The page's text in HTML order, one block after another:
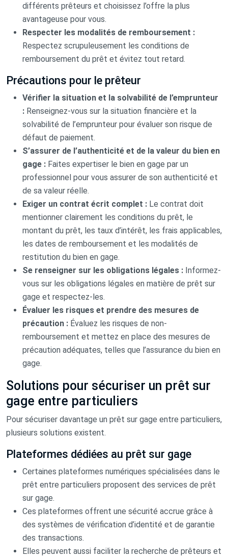
différents prêteurs et choisissez l’offre la plus
avantageuse pour vous.
Respecter les modalités de remboursement :
Respectez scrupuleusement les conditions de
remboursement du prêt et évitez tout retard.
Précautions pour le prêteur
Vérifier la situation et la solvabilité de l’emprunteur
: Renseignez-vous sur la situation financière et la
solvabilité de l’emprunteur pour évaluer son risque de
défaut de paiement.
S’assurer de l’authenticité et de la valeur du bien en
gage : Faites expertiser le bien en gage par un
professionnel pour vous assurer de son authenticité et
de sa valeur réelle.
Exiger un contrat écrit complet : Le contrat doit
mentionner clairement les conditions du prêt, le
montant du prêt, les taux d’intérêt, les frais applicables,
les dates de remboursement et les modalités de
restitution du bien en gage.
Se renseigner sur les obligations légales : Informez-
vous sur les obligations légales en matière de prêt sur
gage et respectez-les.
Évaluer les risques et prendre des mesures de
précaution : Évaluez les risques de non-
remboursement et mettez en place des mesures de
précaution adéquates, telles que l’assurance du bien en
gage.
Solutions pour sécuriser un prêt sur
gage entre particuliers
Pour sécuriser davantage un prêt sur gage entre particuliers,
plusieurs solutions existent.
Plateformes dédiées au prêt sur gage
Certaines plateformes numériques spécialisées dans le
prêt entre particuliers proposent des services de prêt
sur gage.
Ces plateformes offrent une sécurité accrue grâce à
des systèmes de vérification d’identité et de garantie
des transactions.
Elles peuvent aussi faciliter la recherche de prêteurs et